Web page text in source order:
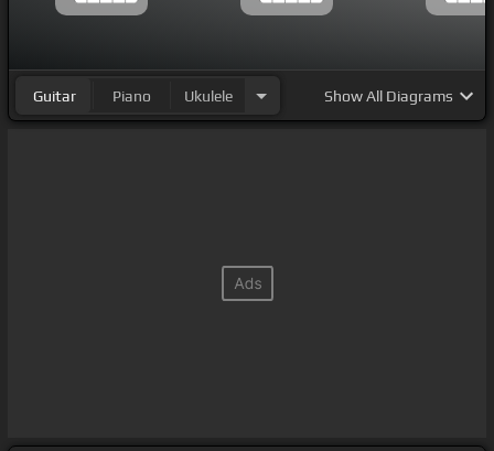
Guitar Piano Ukulele ShowAll Diagrams